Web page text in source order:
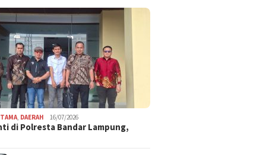
DAERAH 16/07/2026
di Polresta Bandar Lampung,